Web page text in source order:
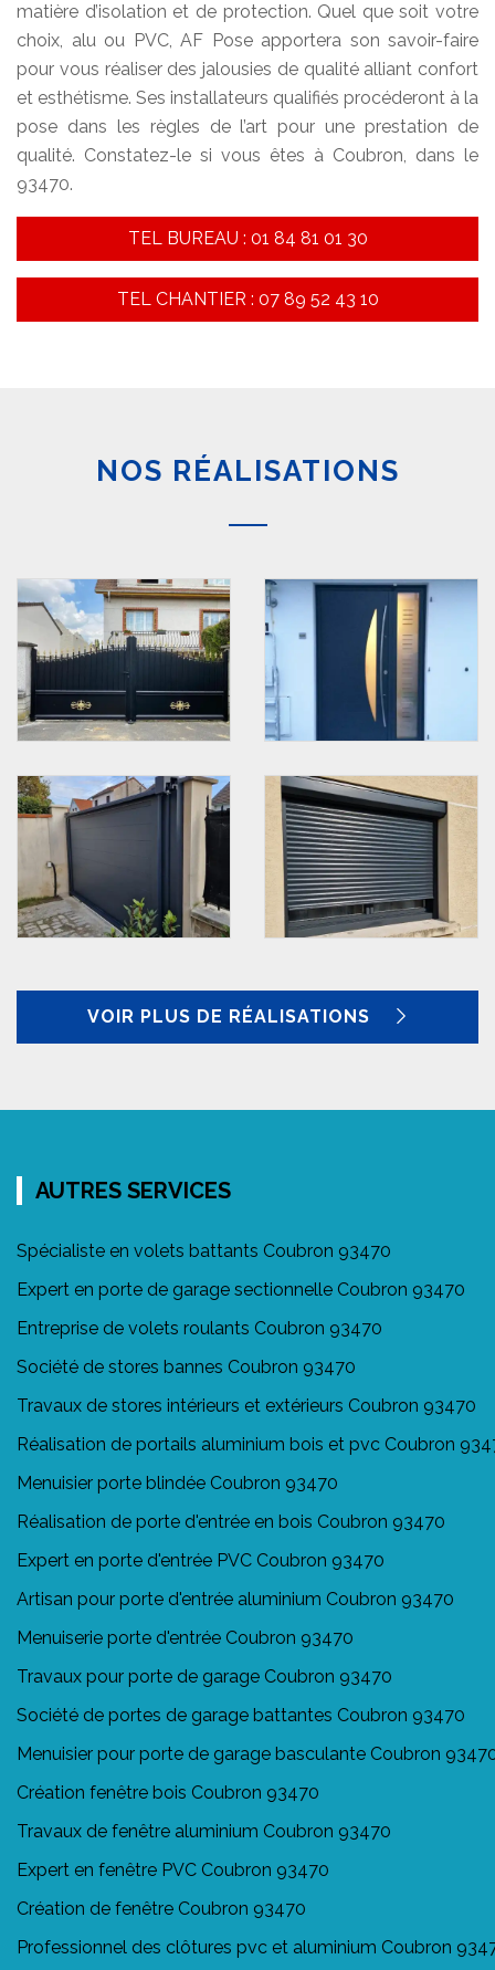
matière d’isolation et de protection. Quel que soit votre
choix, alu ou PVC, AF Pose apportera son savoir-faire
pour vous réaliser des jalousies de qualité alliant confort
et esthétisme. Ses installateurs qualifiés procéderont à la
pose dans les règles de l’art pour une prestation de
qualité. Constatez-le si vous êtes à Coubron, dans le
93470.
TEL BUREAU : 01 84 81 01 30
TEL CHANTIER : 07 89 52 43 10
NOS RÉALISATIONS
VOIR PLUS DE RÉALISATIONS
AUTRES SERVICES
Spécialiste en volets battants Coubron 93470
Expert en porte de garage sectionnelle Coubron 93470
Entreprise de volets roulants Coubron 93470
Société de stores bannes Coubron 93470
Travaux de stores intérieurs et extérieurs Coubron 93470
Réalisation de portails aluminium bois et pvc Coubron
Menuisier porte blindée Coubron 93470
Réalisation de porte d'entrée en bois Coubron 93470
Expert en porte d'entrée PVC Coubron 93470
Artisan pour porte d'entrée aluminium Coubron 93470
Menuiserie porte d'entrée Coubron 93470
Travaux pour porte de garage Coubron 93470
Société de portes de garage battantes Coubron 93470
Menuisier pour porte de garage basculante Coubron
Création fenêtre bois Coubron 93470
Travaux de fenêtre aluminium Coubron 93470
Expert en fenêtre PVC Coubron 93470
Création de fenêtre Coubron 93470
Professionnel des clôtures pvc et aluminium Coubron